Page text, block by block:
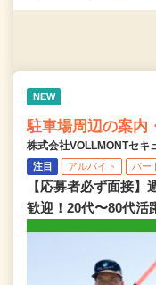
NEW
駐車場周辺の案内
株式会社VOLLMONTセキ
注目 アルバイト パー
【応募者必ず面接
歓迎！20代〜80代活